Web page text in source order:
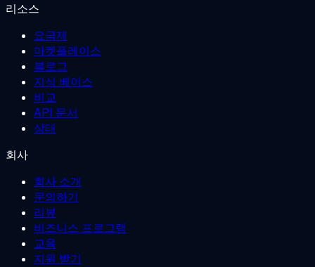
리소스
요금제
마켓플레이스
블로그
지식 베이스
비교
API 문서
상태
회사
회사 소개
문의하기
리뷰
비즈니스 프로그램
교육
지원 받기